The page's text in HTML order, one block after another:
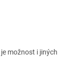
je možnost i jiných